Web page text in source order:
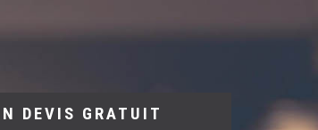
DEVIS GRATUIT